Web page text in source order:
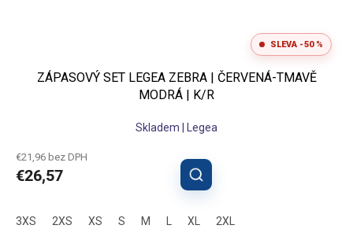
SLEVA -50 %
ZÁPASOVÝ SET LEGEA ZEBRA | ČERVENÁ-TMAVĚ
MODRÁ | K/R
Skladem | Legea
€21,96 bez DPH
€26,57
3XS 2XS XS S M L XL 2XL